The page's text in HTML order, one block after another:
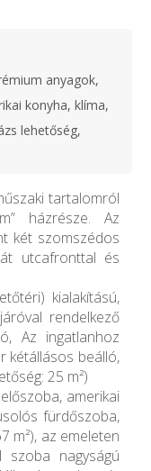
anyagok,
konyha, klíma,
lehetőség,
tartalomról
házrésze. Az
két szomszédos
utcafronttal és
kialakítású,
rendelkező
Az ingatlanhoz
kétállásos beálló,
25 m²)
amerikai
fürdőszoba,
m²), az emeleten
nagyságú